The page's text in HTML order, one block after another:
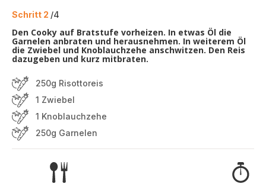
Schritt 2 /4
Den Cooky auf Bratstufe vorheizen. In etwas Öl die
Garnelen anbraten und herausnehmen. In weiterem Öl
die Zwiebel und Knoblauchzehe anschwitzen. Den Reis
dazugeben und kurz mitbraten.
250g Risottoreis
1 Zwiebel
1 Knoblauchzehe
250g Garnelen